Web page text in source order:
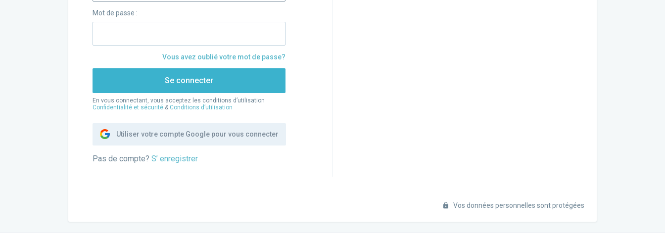
Mot de passe :
Vous avez oublié votre mot de passe?
Se connecter
En vous connectant, vous acceptez les conditions d’utilisation
Confidentialité et sécurité & Conditions d’utilisation
Utiliser votre compte Google pour vous connecter
Pas de compte? S’ enregistrer
Vos données personnelles sont protégées